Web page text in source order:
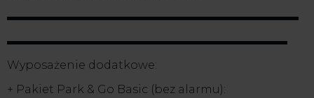
▬▬▬▬▬▬▬▬▬▬▬▬▬▬▬▬▬▬▬▬▬▬▬▬▬▬
▬▬▬▬▬▬▬▬▬▬▬▬▬▬▬▬▬▬▬▬▬▬▬▬▬
Wyposażenie dodatkowe:
+ Pakiet Park & Go Basic (bez alarmu):